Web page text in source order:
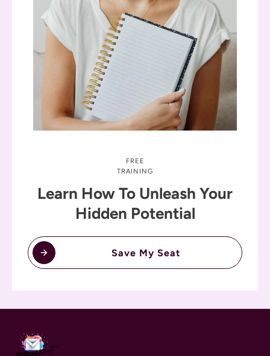
FREE
TRAINING
Learn How To Unleash Your
Hidden Potential
Save My Seat